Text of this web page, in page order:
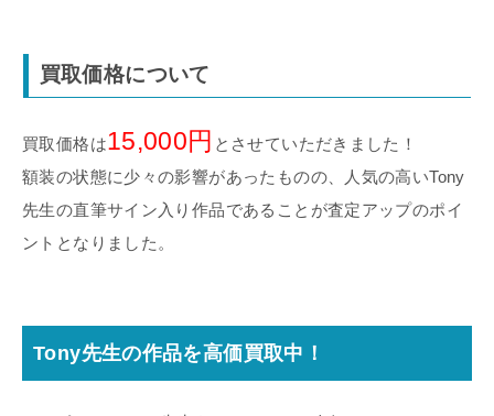
買取価格について
買取価格は15,000円 とさせていただきました！
額装の状態に少々の影響があったものの、人気の高いTony
先生の直筆サイン入り作品であることが査定アップのポイ
ントとなりました。
Tony先生の作品を高価買取中！